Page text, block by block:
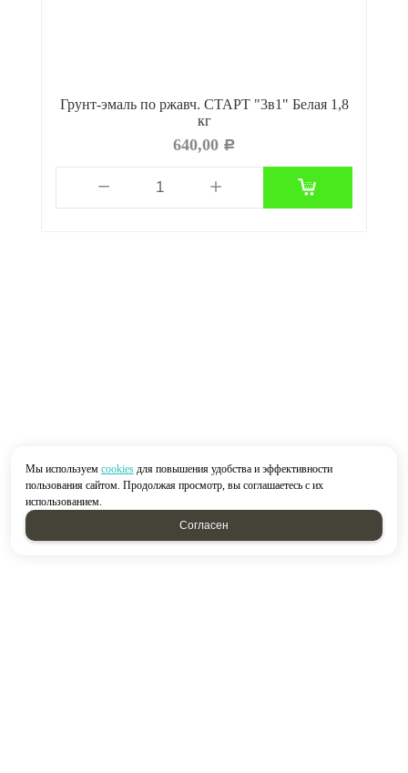
Грунт-эмаль по ржавч. СТАРТ "3в1" Белая 1,8
кг
640,00 Р
Мы используем cookies для повышения удобства и эффективности
пользования сайтом. Продолжая просмотр, вы соглашаетесь с их
использованием.
Согласен